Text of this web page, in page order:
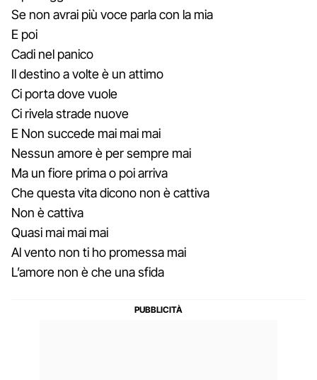
Se non avrai più voce parla con la mia
E poi
Cadi nel panico
Il destino a volte è un attimo
Ci porta dove vuole
Ci rivela strade nuove
E Non succede mai mai mai
Nessun amore è per sempre mai
Ma un fiore prima o poi arriva
Che questa vita dicono non è cattiva
Non è cattiva
Quasi mai mai mai
Al vento non ti ho promessa mai
L’amore non è che una sfida